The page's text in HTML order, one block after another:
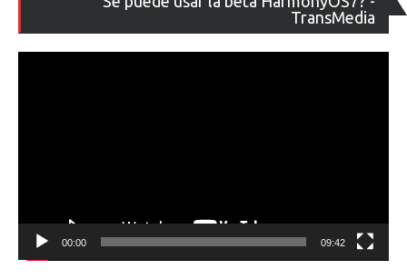
TransMedia
de
00:00 09:42